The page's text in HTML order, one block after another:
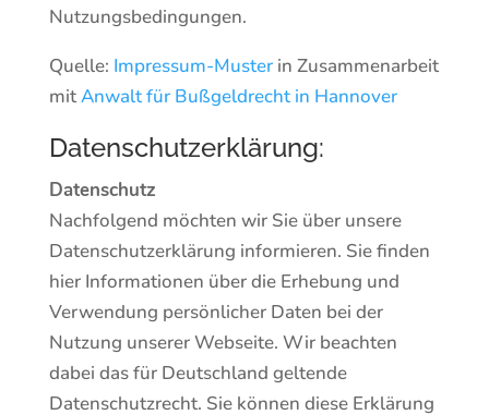
Nutzungsbedingungen.
Quelle: Impressum-Muster in Zusammenarbeit
mitAnwalt für Bußgeldrecht in Hannover
Datenschutzerklärung:
Datenschutz
Nachfolgend möchten wir Sie über unsere
Datenschutzerklärung informieren. Sie finden
hier Informationen über die Erhebung und
Verwendung persönlicher Daten bei der
Nutzung unserer Webseite. Wir beachten
dabei das für Deutschland geltende
Datenschutzrecht. Sie können diese Erklärung